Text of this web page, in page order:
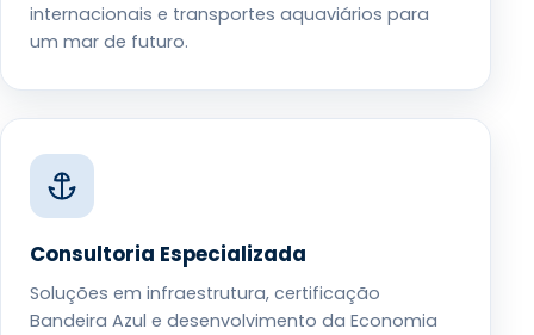
internacionais e transportes aquaviários para
um mar de futuro.
Consultoria Especializada
Soluções em infraestrutura, certificação
Bandeira Azul e desenvolvimento da Economia